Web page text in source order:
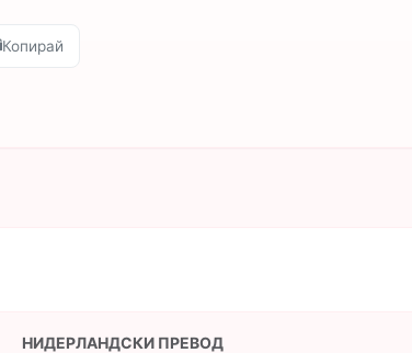
Копирай
НИДЕРЛАНДСКИ ПРЕВОД